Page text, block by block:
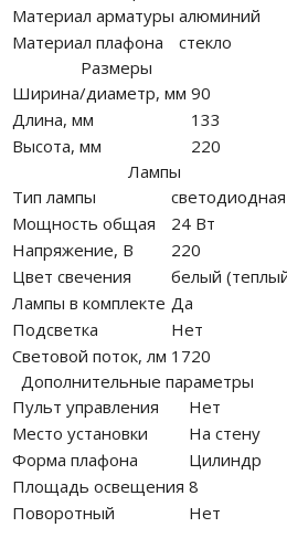
Материал арматуры алюминий
Материал плафона
стекло
Размеры
Ширина/диаметр, мм 90
Длина, мм
133
Высота, мм
220
Лампы
Тип лампы
светодиодная
Мощность общая
24 Вт
Напряжение, В
220
Цвет свечения
белый
Лампы в комплекте Да
Подсветка
Нет
Световой поток, лм 1720
Дополнительные параметры
Пульт управления
Нет
Место установки
На стену
Форма плафона
Цилиндр
Площадь освещения 8
Поворотный
Нет